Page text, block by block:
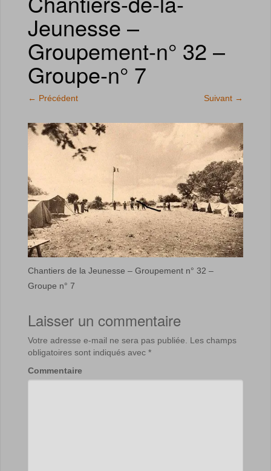
Jeunesse –
Groupement-n° 32 –
Groupe-n° 7
← Précédent Suivant →
Chantiers de la Jeunesse – Groupement n° 32 –
Groupe n° 7
Laisser un commentaire
Votre adresse e-mail ne sera pas publiée.
Les champs
obligatoires sont indiqués avec *
Commentaire